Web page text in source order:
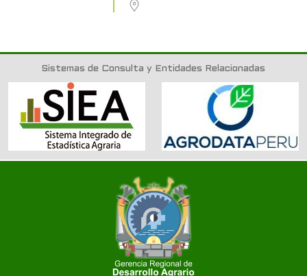
Sistemas de Consulta y Entidades Relacionadas